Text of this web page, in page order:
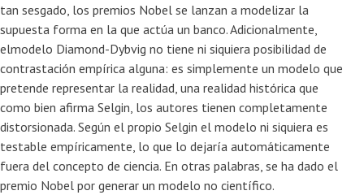
tan sesgado, los premios Nobel se lanzan a modelizar la
supuesta forma en la que actúa un banco. Adicionalmente,
elmodelo Diamond-Dybvig no tiene ni siquiera posibilidad de
contrastación empírica alguna: es simplemente un modelo que
pretende representar la realidad, una realidad histórica que
como bien afirma Selgin, los autores tienen completamente
distorsionada. Según el propio Selgin el modelo ni siquiera es
testable empíricamente, lo que lo dejaría automáticamente
fuera del concepto de ciencia. En otras palabras, se ha dado el
premio Nobel por generar un modelo no científico.